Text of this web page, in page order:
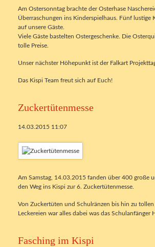
Am Ostersonntag brachte der Osterhase
Überraschungen ins Kinderspielhaus. Fünf lustige
auf unsere Gäste.
Viele Gäste bastelten Ostergeschenke. Die
tolle Preise.
Unser nächster Höhepunkt ist der Falkart
Das Kispi Team freut sich auf Euch!
Zuckertütenmesse
14.03.2015 11:07
Am Samstag, 14.03.2015 fanden über 400 große
den Weg ins Kispi zur 6. Zuckertütenmesse.
Von Zuckertüten und Schulränzen bis hin zu
Leckereien war alles dabei was das Schulanfänger
Fasching im Kispi